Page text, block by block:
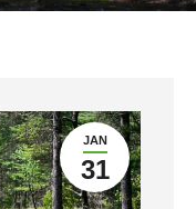
JAN
31